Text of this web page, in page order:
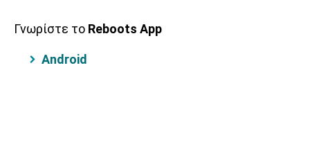
Γνωρίστε το Reboots App
Android